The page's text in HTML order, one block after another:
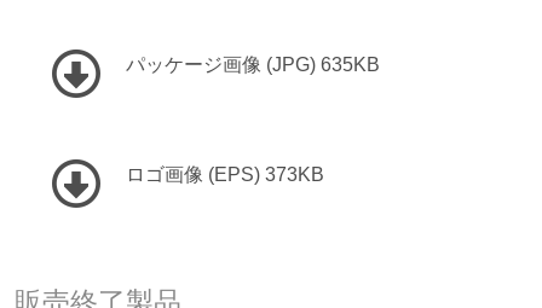
パッケージ画像 (JPG) 635KB
ロゴ画像 (EPS) 373KB